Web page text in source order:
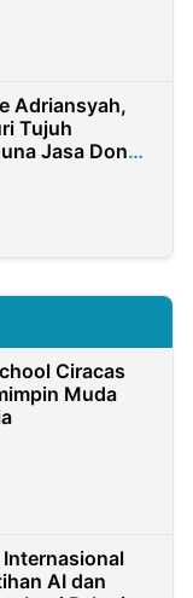
Adriansyah,
Tujuh
Jasa Don
Ciracas
Muda
AI dan